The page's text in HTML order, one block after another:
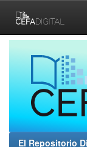
navigation
El Repositorio